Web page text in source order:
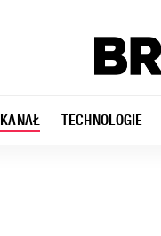
KANAŁ TECHNOLOGIE